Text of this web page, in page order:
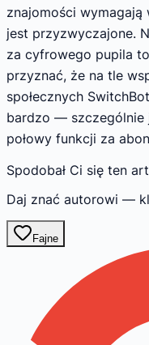
znajomości wymagają
jest przyzwyczajone.
za cyfrowego pupila
przyznać, że na tle
społecznych
bardzo — szczególnie
połowy funkcji za
Spodobał Ci się ten
Daj znać autorowi —
Fajne